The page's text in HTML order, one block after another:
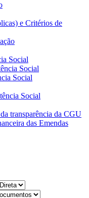
e Critérios de
Social
Social
Social
Social
transparência da CGU
das Emendas